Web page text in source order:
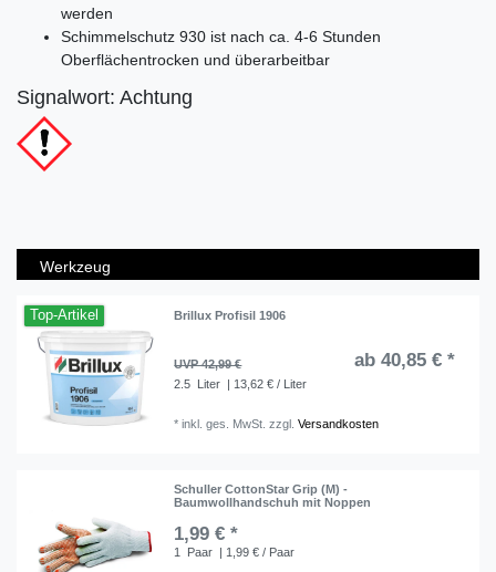
werden
Schimmelschutz 930 ist nach ca. 4-6 Stunden
Oberflächentrocken und überarbeitbar
Signalwort: Achtung
Werkzeug
Top-Artikel Brillux Profisil 1906
UVP 42,99 € ab 40,85 € *
2.5 Liter | 13,62 € / Liter
*inkl. ges. MwSt. zzgl.Versandkosten
Schuller CottonStar Grip (M) -
Baumwollhandschuh mit Noppen
1,99 € *
1 Paar | 1,99 € / Paar